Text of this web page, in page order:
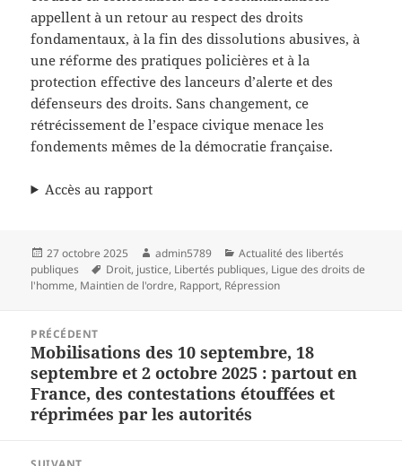
appellent à un retour au respect des droits
fondamentaux, à la fin des dissolutions abusives, à
une réforme des pratiques policières et à la
protection effective des lanceurs d’alerte et des
défenseurs des droits. Sans changement, ce
rétrécissement de l’espace civique menace les
fondements mêmes de la démocratie française.
Accès au rapport
Publié
le
27 octobre 2025 Auteur
admin5789 Catégories
Actualité des libertés
publiques
Mots-
clés
Droit, justice, Libertés publiques, Ligue des droits de
l'homme, Maintien de l'ordre, Rapport, Répression
l’article
PRÉCÉDENT
Article
précédent :
Mobilisations des 10 septembre, 18
septembre et 2 octobre 2025 : partout en
France, des contestations étouffées et
réprimées par les autorités